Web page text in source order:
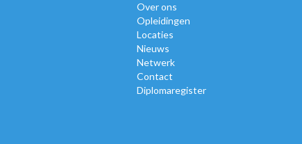
Over ons
Opleidingen
Locaties
Nieuws
Netwerk
Contact
Diplomaregister